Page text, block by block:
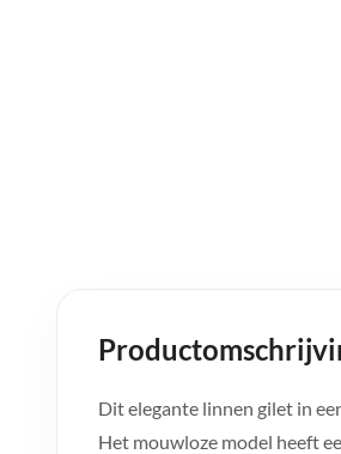
Dit elegante linnen gilet in
Het mouwloze model heeft